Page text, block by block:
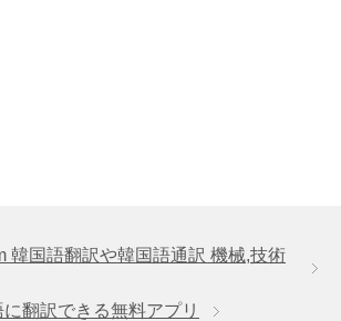
韓国語翻訳や韓国語通訳 機械,技術
翻訳できる無料アプリ